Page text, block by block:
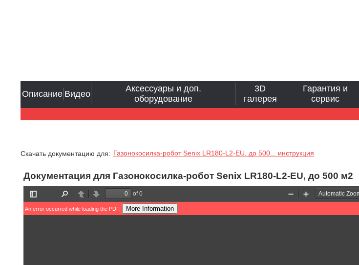
Скачать документацию для: Газонокосилка-робот Senix LR180-L2-EU, до 500... инструкция
Документация для Газонокосилка-робот Senix LR180-L2-EU, до 500 м2
Toggle
Sidebar
PreviousNext
of 0
Zoom
Zoom
An error occurred while loading the PDF. More Information
Описание Видео
Аксессуары и доп.
оборудование
3D
галерея
Гарантия и
сервис